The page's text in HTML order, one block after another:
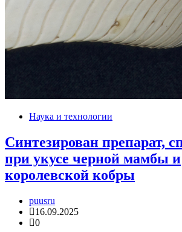
Наука и технологии
Синтезирован препарат,
при укусе черной мамбы и
королевской кобры
puusru
16.09.2025
0